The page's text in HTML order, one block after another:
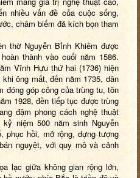
nhiều vấn đề của cuộc sống,
châm biếm đả kích bọn tham
thờ Nguyễn Bỉnh Khiêm được
thành vào cuối năm 1586.
Vĩnh Hựu thứ hai (1736) hiện
ông mất, đến năm 1735, dân
đóng góp công của trùng tu, tôn
1928, đền tiếp tục được trùng
đậm phong cách nghệ thuật
niệm 500 năm sinh Nguyễn
phục hồi, mở rộng, dựng tượng
nguyệt, với quy mô và cảnh
lạc giữa không gian rộng lớn,